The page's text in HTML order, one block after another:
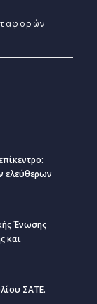
ελεύθερων
Ένωσης
και
ΣΑΤΕ.